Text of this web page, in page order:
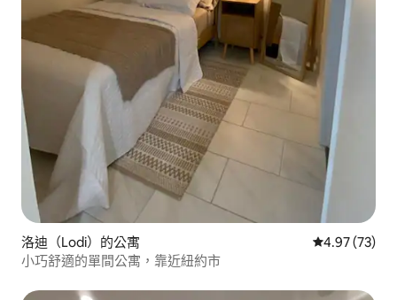
洛迪（Lodi）的公寓 從 73 則評價
4.97 (73)
小巧舒適的單間公寓，靠近紐約市